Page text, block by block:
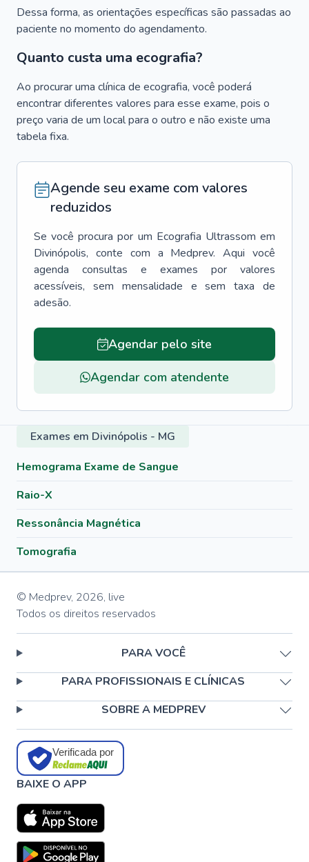
Dessa forma, as orientações específicas são passadas ao
paciente no momento do agendamento.
Quanto custa uma ecografia?
Ao procurar uma clínica de ecografia, você poderá
encontrar diferentes valores para esse exame, pois o
preço varia de um local para o outro e não existe uma
tabela fixa.
Agende seu exame com valores
reduzidos
Se você procura por um Ecografia Ultrassom em
Divinópolis, conte com a Medprev. Aqui você
agenda consultas e exames por valores
acessíveis, sem mensalidade e sem taxa de
adesão.
Agendar pelo site
Agendar com atendente
Exames em Divinópolis - MG
Hemograma Exame de Sangue
Raio-X
Ressonância Magnética
Tomografia
© Medprev, 2026, live
Todos os direitos reservados
PARA VOCÊ
PARA PROFISSIONAIS E CLÍNICAS
SOBRE A MEDPREV
Verificada por
BAIXE O APP